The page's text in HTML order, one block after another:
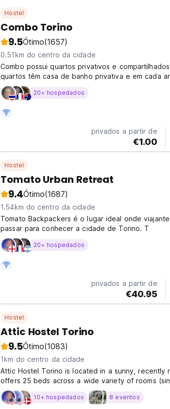
Hostel
Combo Torino
9.5Ótimo(1657)
0.51km do centro da cidade
Combo possui quartos privativos e
quartos têm casa de banho privativa e em cada
banho partilhadas totalmente equipadas com
recepção está aberta 24 horas por dia.
20+ hospedados
privados a partir de
€1.00
Hostel
Tomato Urban Retreat
9.4Ótimo(1687)
1.54km do centro da cidade
Tomato Backpackers é o lugar ideal onde
passar para conhecer a cidade de Torino. T
20+ hospedados
privados a partir de
€40.95
Hostel
Attic Hostel Torino
9.5Ótimo(1083)
1km do centro da cidade
Attic Hostel Torino is located in a sunny, recently
offers 25 beds across a wide variety of rooms
suite) suitable not just for younger travellers and
families and more senior globe-trotters....
10+ hospedados 8 eventos